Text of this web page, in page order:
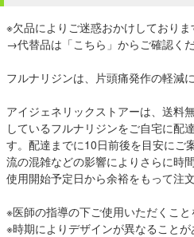
※欠品によりご迷惑おかけしておりま
→代替品は「こちら」からご確認く
フルナリジンは、片頭痛発作の軽減
アイジェネリックストアーは、送料
しているフルナリジンをご自宅に配
す。配達までに10日前後を目安にご
流の混雑などの影響によりさらに時
使用開始予定日から余裕をもって注
※医師の指導の下ご使用いただくこと
※時期によりデザインが異なることが